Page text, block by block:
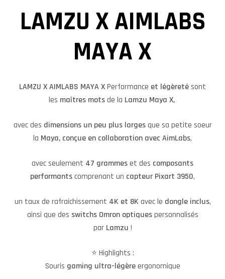
LAMZU X AIMLABS
MAYA X
LAMZU X AIMLABS MAYA XPerformance et légèretésont
les maîtres motsde la Lamzu Maya X,
avec des dimensions un peu plus largesque sa petite soeur
la Maya, conçue en collaboration avec AimLabs,
avec seulement 47 grammeset des composants
performantscomprenant un capteur Pixart 3950,
un taux de rafraichissement 4K et 8Kavec le dongle inclus,
ainsi que des switchs Omron optiquespersonnalisés
par Lamzu !
⭐️ Highlights :
Souris gaming ultra-légèreergonomique